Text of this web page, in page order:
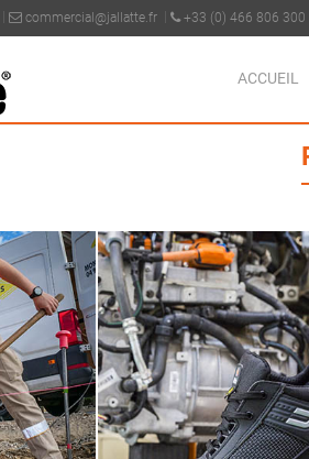
commercial@jallatte.fr +33 (0) 466 806 300
ACCUEIL